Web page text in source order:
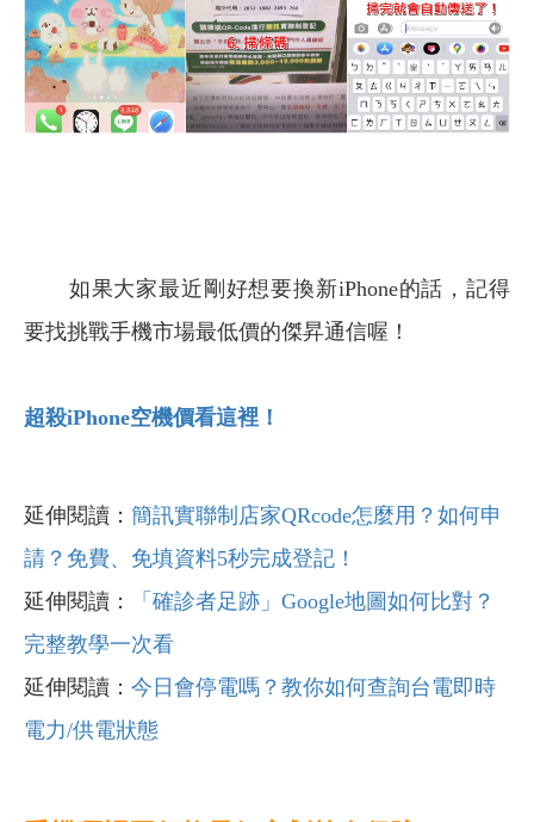
如果大家最近剛好想要換新iPhone的話，記得
要找挑戰手機市場最低價的傑昇通信喔！
超殺iPhone空機價看這裡！
延伸閱讀： 簡訊實聯制店家QRcode怎麼用？如何申
請？免費、免填資料5秒完成登記！
延伸閱讀：
「確診者足跡」Google地圖如何比對？
完整教學一次看
延伸閱讀： 今日會停電嗎？教你如何查詢台電即時
電力/供電狀態